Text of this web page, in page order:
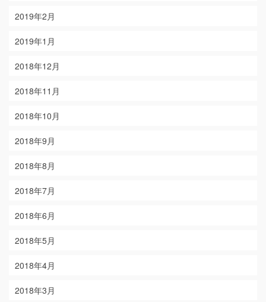
2019年2月
2019年1月
2018年12月
2018年11月
2018年10月
2018年9月
2018年8月
2018年7月
2018年6月
2018年5月
2018年4月
2018年3月